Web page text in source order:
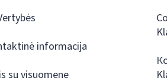
informacija
su visuomene